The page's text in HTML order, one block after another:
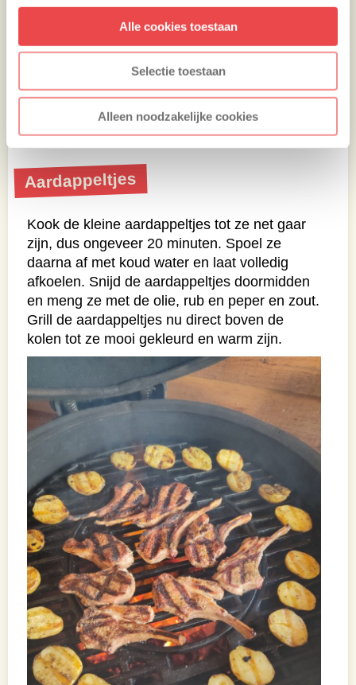
Alle cookies toestaan
Selectie toestaan
Alleen noodzakelijke cookies
Aardappeltjes
Kook de kleine aardappeltjes tot ze net gaar
zijn, dus ongeveer 20 minuten. Spoel ze
daarna af met koud water en laat volledig
afkoelen. Snijd de aardappeltjes doormidden
en meng ze met de olie, rub en peper en zout.
Grill de aardappeltjes nu direct boven de
kolen tot ze mooi gekleurd en warm zijn.